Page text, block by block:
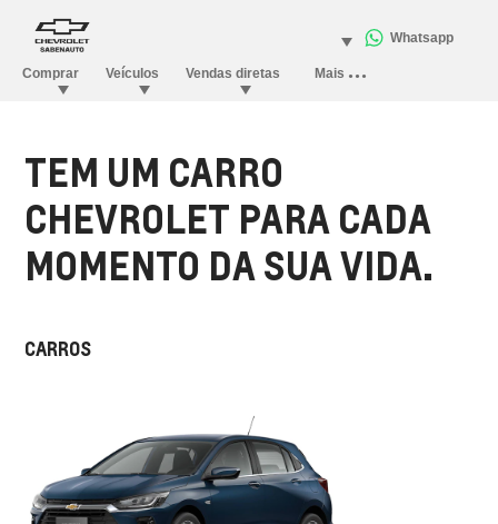
TEM UM CARRO
CHEVROLET PARA CADA
MOMENTO DA SUA VIDA.
CARROS